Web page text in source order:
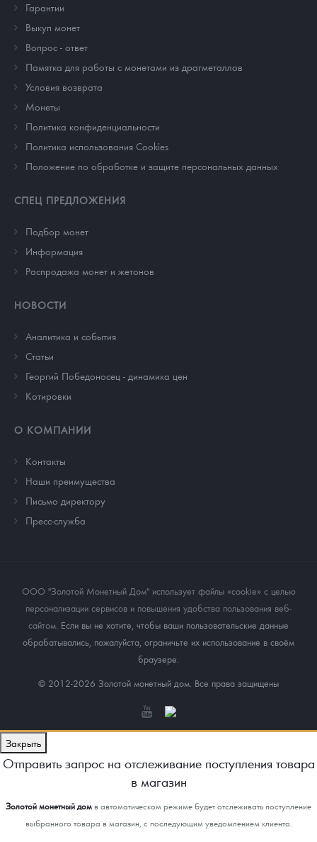
Гарантии
Выкуп монет
Вопрос - ответ
Памятка для работы с монетами из драгметаллов
Условия возврата
Монеты
Политика конфиденциальности
Политика использования Cookies
Положение по обработке и защите персональных данных
СПЕЦ ПРЕДЛОЖЕНИЯ
Подбор монет
Информация
Распродажа монет и жетонов
НОВОСТИ
Аналитика и события
Cтатьи
Георгий Победоносец - динамика цен
Котировки
О КОМПАНИИ
Контакты
Наши преимущества
Письмо директору
Пресс-служба
ООО "Золотой Монетный Дом" использует файлы «cookie» с целью
персонализации сервисов и повышения удобства пользования веб-
сайтом. Если вы не хотите, чтобы ваши пользовательские данные
обрабатывались, пожалуйста, ограничьте их использование в своём
браузере.
© 2012-2026 Золотой монетный дом. Все права защищены
Закрыть
Отправить запрос на отслеживание поступления товара
в магазин
Золотой монетный домв автоматическом режиме будет отслеживать поступление
выбранного товара в магазин, с последующим уведомлением клиента.